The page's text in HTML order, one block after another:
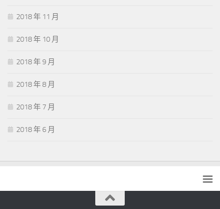
2018 年 11 月
2018 年 10 月
2018 年 9 月
2018 年 8 月
2018 年 7 月
2018 年 6 月